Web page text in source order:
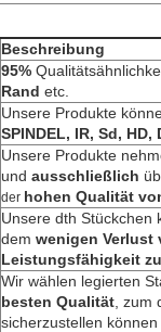
Beschreibung
95%
Rand etc.
Unsere Produkte
SPINDEL, IR, Sd, HD,
Unsere Produkte
und ausschließlich
der hohen Qualität
Unsere dth Stückchen
dem wenigen Verlust
Leistungsfähigkeit
Wir wählen legierten
besten Qualität ,
sicherzustellen